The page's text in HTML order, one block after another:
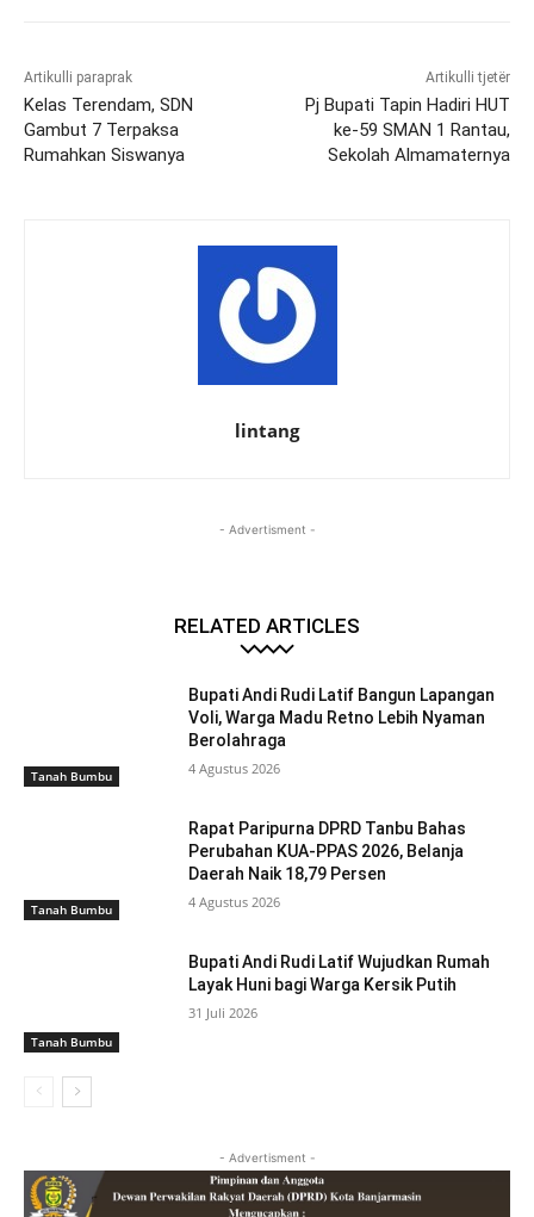
Artikulli paraprak
Kelas Terendam, SDN
Gambut 7 Terpaksa
Rumahkan Siswanya
Artikulli tjetër
Pj Bupati Tapin Hadiri HUT
ke-59 SMAN 1 Rantau,
Sekolah Almamaternya
lintang
- Advertisment -
RELATED ARTICLES
Tanah Bumbu
Bupati Andi Rudi Latif Bangun Lapangan
Voli, Warga Madu Retno Lebih Nyaman
Berolahraga
4 Agustus 2026
Tanah Bumbu
Rapat Paripurna DPRD Tanbu Bahas
Perubahan KUA-PPAS 2026, Belanja
Daerah Naik 18,79 Persen
4 Agustus 2026
Tanah Bumbu
Bupati Andi Rudi Latif Wujudkan Rumah
Layak Huni bagi Warga Kersik Putih
31 Juli 2026
- Advertisment -